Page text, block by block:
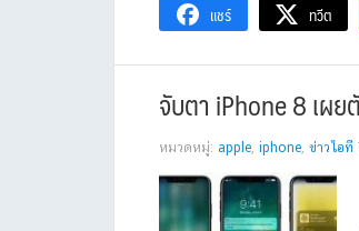
แชร์ ทวีต
จับตา iPhone 8 เผ
หมวดหมู่: apple, iphone, ข่าวไอที